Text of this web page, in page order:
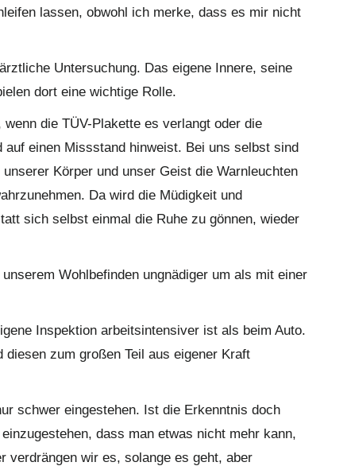
lassen, obwohl ich merke, dass es mir nicht
Untersuchung. Das eigene Innere, seine
dort eine wichtige Rolle.
die TÜV-Plakette es verlangt oder die
einen Missstand hinweist. Bei uns selbst sind
Körper und unser Geist die Warnleuchten
Da wird die Müdigkeit und
sich selbst einmal die Ruhe zu gönnen, wieder
Wohlbefinden ungnädiger um als mit einer
Inspektion arbeitsintensiver ist als beim Auto.
zum großen Teil aus eigener Kraft
schwer eingestehen. Ist die Erkenntnis doch
dass man etwas nicht mehr kann,
verdrängen wir es, solange es geht, aber